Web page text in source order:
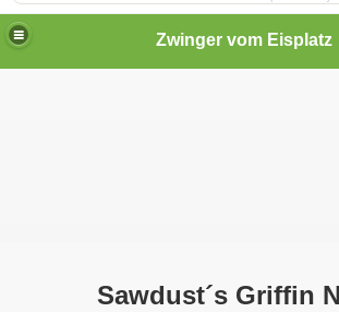
Zwinger vom Eisplatz
Sawdust´s Griffin